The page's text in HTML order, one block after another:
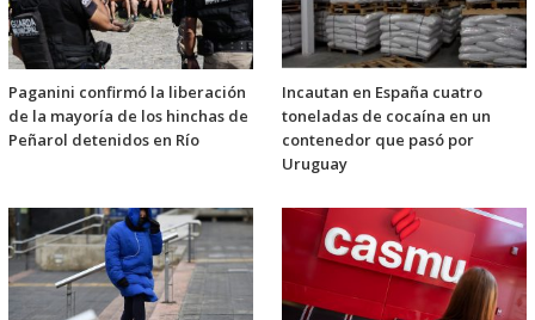
Paganini confirmó la liberación
de la mayoría de los hinchas de
Peñarol detenidos en Río
Incautan en España cuatro
toneladas de cocaína en un
contenedor que pasó por
Uruguay